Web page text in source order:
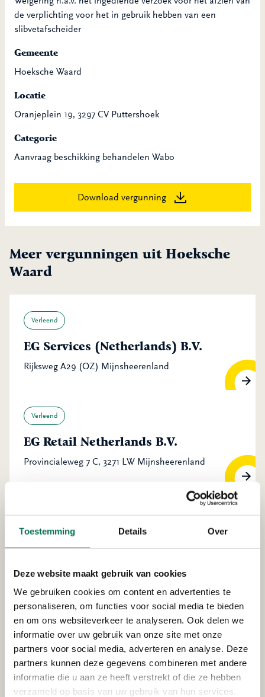
Toestemming Details Over
Deze website maakt gebruik van cookies
We gebruiken cookies om content en advertenties te
personaliseren, om functies voor social media te bieden
en om ons websiteverkeer te analyseren. Ook delen we
informatie over uw gebruik van onze site met onze
partners voor social media, adverteren en analyse. Deze
partners kunnen deze gegevens combineren met andere
informatie die u aan ze heeft verstrekt of die ze hebben
verzameld op basis van uw gebruik van hun services.
de verplichting voor het in gebruik hebben van een
slibvetafscheider
Gemeente
Hoeksche Waard
Locatie
Oranjeplein 19, 3297 CV Puttershoek
Categorie
Aanvraag beschikking behandelen Wabo
Download vergunning
Meer vergunningen uit Hoeksche
Waard
Verleend
EG Services (Netherlands) B.V.
Rijksweg A29 (OZ) Mijnsheerenland
Verleend
EG Retail Netherlands B.V.
Provincialeweg 7 C, 3271 LW Mijnsheerenland
KZG beheer B.V.
Verleend
FrieslandCampina Nederland
B.V.
Lageweg 4, 3299 AL Maasdam